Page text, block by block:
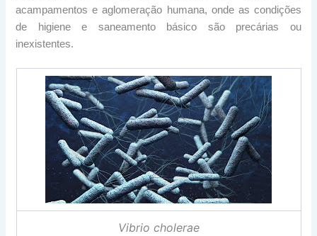
acampamentos e aglomeração humana, onde as condições
de higiene e saneamento básico são precárias ou
inexistentes.
Vibrio cholerae